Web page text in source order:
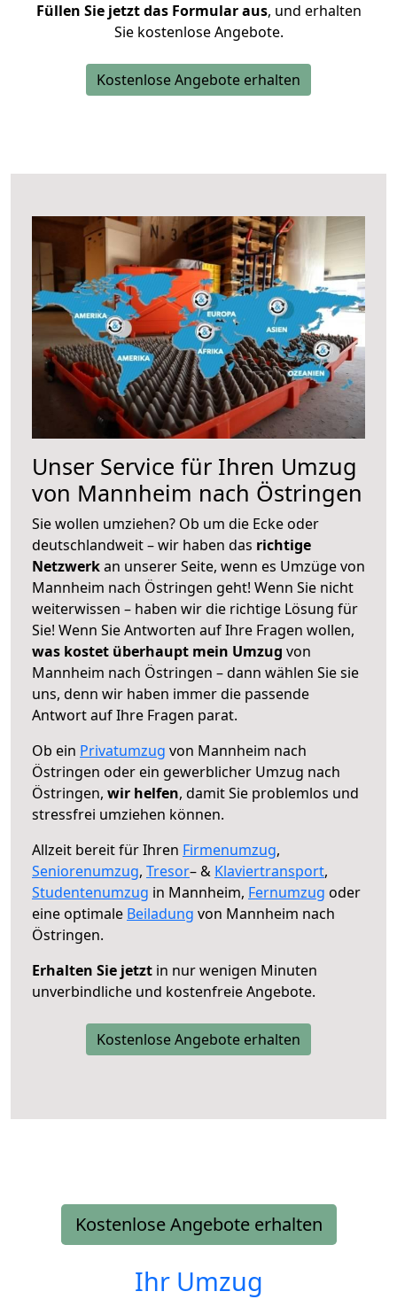
Füllen Sie jetzt das Formular aus, und erhalten
Sie kostenlose Angebote.
Kostenlose Angebote erhalten
Unser Service für Ihren Umzug
von Mannheim nach Östringen
Sie wollen umziehen? Ob um die Ecke oder
deutschlandweit – wir haben das richtige
Netzwerkan unserer Seite, wenn es Umzüge von
Mannheim nach Östringen geht! Wenn Sie nicht
weiterwissen – haben wir die richtige Lösung für
Sie! Wenn Sie Antworten auf Ihre Fragen wollen,
was kostet überhaupt mein Umzug von
Mannheim nach Östringen – dann wählen Sie sie
uns, denn wir haben immer die passende
Antwort auf Ihre Fragen parat.
Ob ein Privatumzug von Mannheim nach
Östringen oder ein gewerblicher Umzug nach
Östringen, wir helfen, damit Sie problemlos und
stressfrei umziehen können.
Allzeit bereit für Ihren Firmenumzug,
Seniorenumzug, Tresor– & Klaviertransport,
Studentenumzug in Mannheim, Fernumzug oder
eine optimale Beiladung von Mannheim nach
Östringen.
Erhalten Sie jetzt in nur wenigen Minuten
unverbindliche und kostenfreie Angebote.
Kostenlose Angebote erhalten
Kostenlose Angebote erhalten
Ihr Umzug